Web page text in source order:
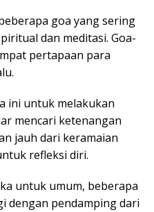
goa yang sering
dan meditasi. Goa-
pertapaan para
ini untuk melakukan
mencari ketenangan
jauh dari keramaian
refleksi diri.
untuk umum, beberapa
dengan pendamping dari